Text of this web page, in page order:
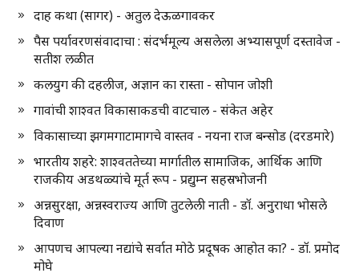
दाह कथा (सागर) - अतुल देऊळगावकर
पैस पर्यावरणसंवादाचा : संदर्भमूल्य असलेला अभ्यासपूर्ण दस्तावेज -
सतीश लळीत
कलयुग की दहलीज, अज्ञान का रास्ता - सोपान जोशी
गावांची शाश्वत विकासाकडची वाटचाल - संकेत अहेर
विकासाच्या झगमगाटामागचे वास्तव - नयना राज बन्सोड (दरडमारे)
भारतीय शहरे: शाश्वततेच्या मार्गातील सामाजिक, आर्थिक आणि
राजकीय अडथळ्यांचे मूर्त रूप - प्रद्युम्न सहस्रभोजनी
अन्नसुरक्षा, अन्नस्वराज्य आणि तुटलेली नाती - डॉ. अनुराधा भोसले
दिवाण
आपणच आपल्या नद्यांचे सर्वात मोठे प्रदूषक आहोत का? - डॉ. प्रमोद
मोघे